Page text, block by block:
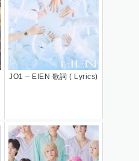
JO1 – EIEN 歌詞 ( Lyrics)